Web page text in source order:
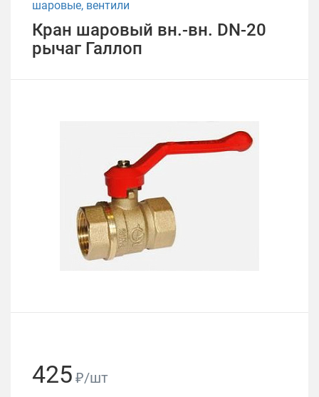
шаровые, вентили
Кран шаровый вн.-вн. DN-20
рычаг Галлоп
425 ₽/шт